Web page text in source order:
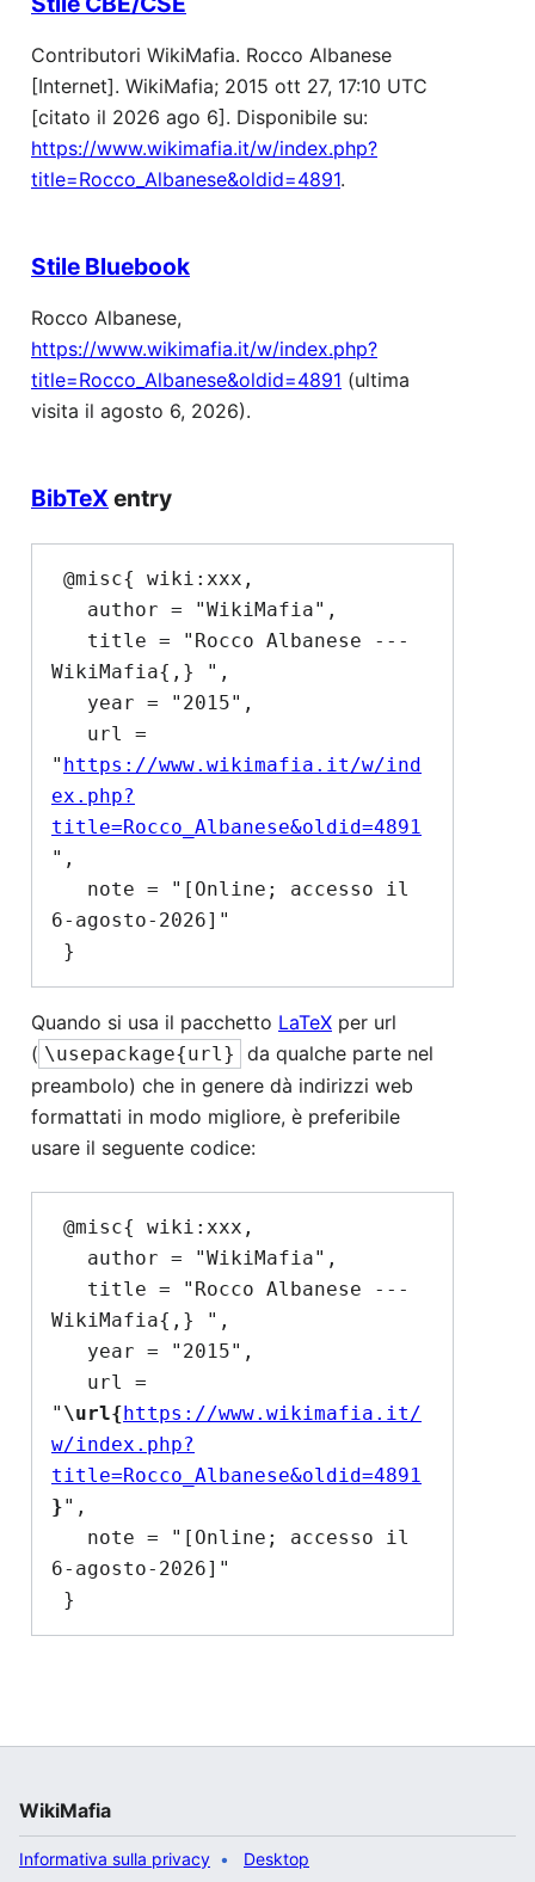
Contributori WikiMafia. Rocco Albanese
[Internet]. WikiMafia; 2015 ott 27, 17:10 UTC
[citato il 2026 ago 6]. Disponibile su:
https://www.wikimafia.it/w/index.php?
title=Rocco_Albanese&oldid=4891.
Stile Bluebook
Rocco Albanese,
https://www.wikimafia.it/w/index.php?
title=Rocco_Albanese&oldid=4891 (ultima
visita il agosto 6, 2026).
BibTeX entry
WikiMafia{,} ",
" https://www.wikimafia.it/w/ind
ex.php?
title=Rocco_Albanese&oldid=4891
",
6-agosto-2026]"
Quando si usa il pacchetto LaTeX per url
( \usepackage{url}
da qualche parte nel
preambolo) che in genere dà indirizzi web
formattati in modo migliore, è preferibile
usare il seguente codice:
WikiMafia{,} ",
" \url{https://www.wikimafia.it/
w/index.php?
title=Rocco_Albanese&oldid=4891
}",
6-agosto-2026]"
WikiMafia
Informativa sulla privacy Desktop